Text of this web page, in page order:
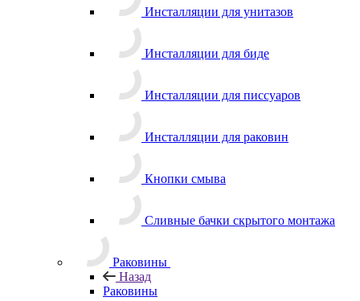
Инсталляции для унитазов
Инсталляции для биде
Инсталляции для писсуаров
Инсталляции для раковин
Кнопки смыва
Сливные бачки скрытого монтажа
Раковины
Назад
Раковины